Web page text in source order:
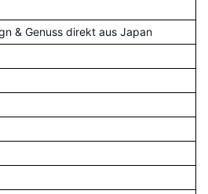
& Genuss direkt aus Japan